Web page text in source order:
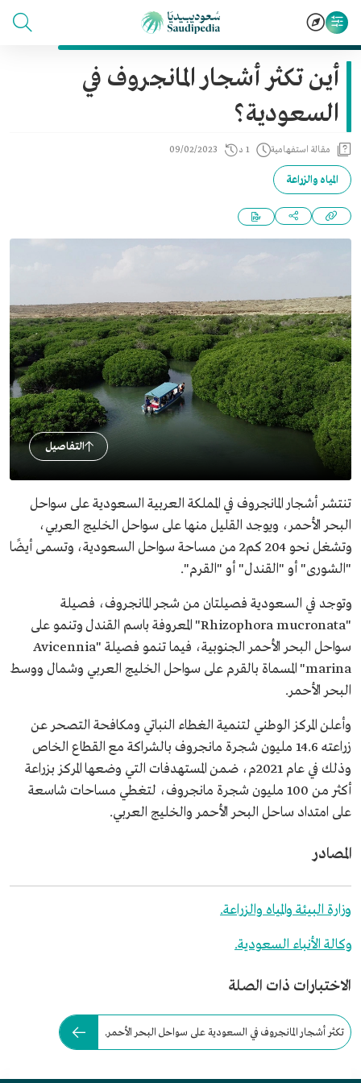
أين تكثر أشجار المانجروف في
السعودية؟
مقالة استفهامية 1 د 09/02/2023
المياه والزراعة
التفاصيل
تنتشر أشجار المانجروف في المملكة العربية السعودية على سواحل
البحر الأحمر، ويوجد القليل منها على سواحل الخليج العربي،
وتشغل نحو 204 كم2 من مساحة سواحل السعودية، وتسمى أيضًا
"الشورى" أو "القندل" أو "القرم".
وتوجد في السعودية فصيلتان من شجر المانجروف، فصيلة
"Rhizophora mucronata" المعروفة باسم القندل وتنمو على
سواحل البحر الأحمر الجنوبية، فيما تنمو فصيلة "Avicennia
marina" المسماة بالقرم على سواحل الخليج العربي وشمال ووسط
البحر الأحمر.
وأعلن المركز الوطني لتنمية الغطاء النباتي ومكافحة التصحر عن
زراعته 14.6 مليون شجرة مانجروف بالشراكة مع القطاع الخاص
وذلك في عام 2021م، ضمن المستهدفات التي وضعها المركز بزراعة
أكثر من 100 مليون شجرة مانجروف، لتغطي مساحات شاسعة
على امتداد ساحل البحر الأحمر والخليج العربي.
المصادر
وزارة البيئة والمياه والزراعة.
وكالة الأنباء السعودية.
الاختبارات ذات الصلة
تكثر أشجار المانجروف في السعودية على سواحل البحر الأحمر.